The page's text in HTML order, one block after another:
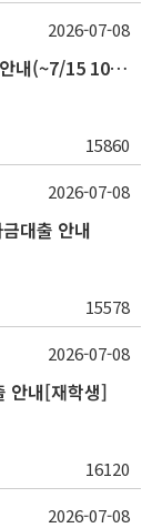
2026학년도 2학기 삼일장학회 장학생 선발 안내(~7/15 10:00)
15860
2026-07-08
대출 안내
15578
2026-07-08
안내[재학생]
16120
2026-07-08
2026-07-08